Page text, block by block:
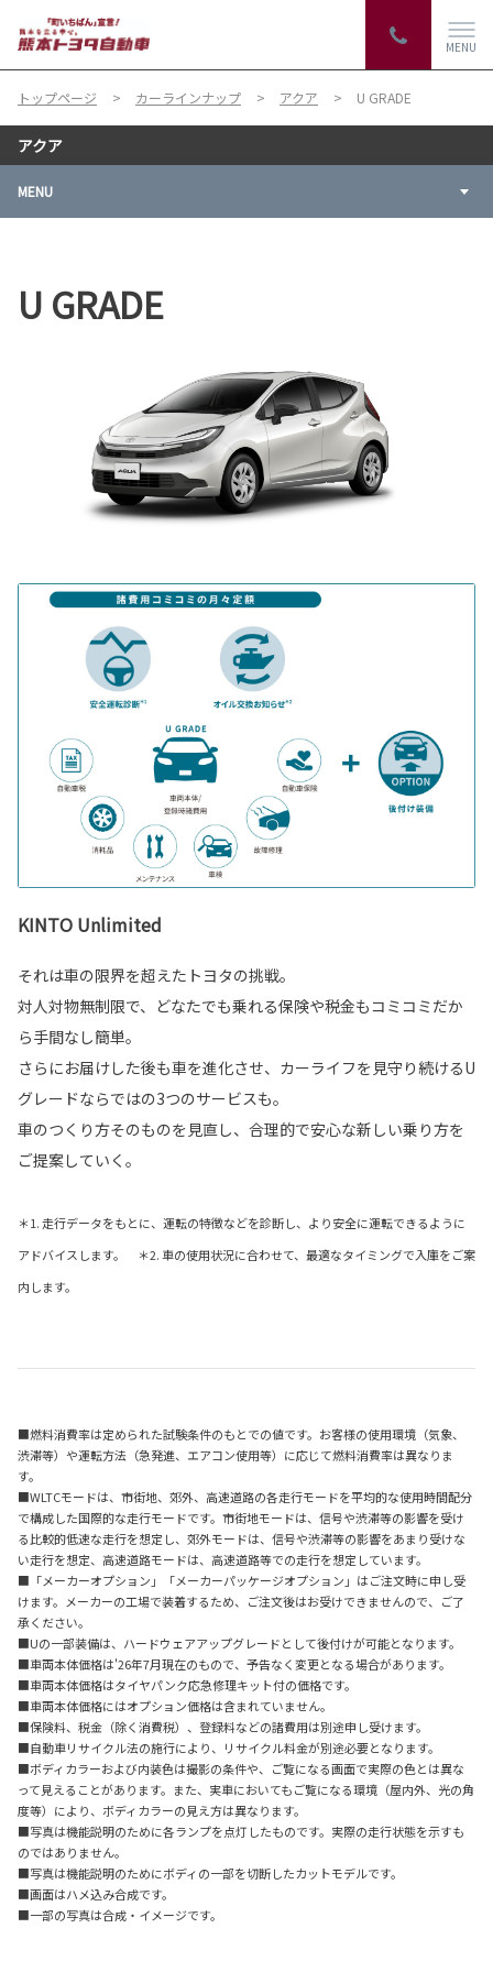
MENU
トップページ カーラインナップ アクア U GRADE
アクア
MENU
U GRADE
KINTO Unlimited
それは車の限界を超えたトヨタの挑戦。
対人対物無制限で、どなたでも乗れる保険や税金もコミコミだか
ら手間なし簡単。
さらにお届けした後も車を進化させ、カーライフを見守り続けるU
グレードならではの3つのサービスも。
車のつくり方そのものを見直し、合理的で安心な新しい乗り方を
ご提案していく。
＊1. 走行データをもとに、運転の特徴などを診断し、より安全に運転できるように
アドバイスします。 ＊2. 車の使用状況に合わせて、最適なタイミングで入庫をご案
内します。
■燃料消費率は定められた試験条件のもとでの値です。お客様の使用環境（気象、
渋滞等）や運転方法（急発進、エアコン使用等）に応じて燃料消費率は異なりま
す。
■WLTCモードは、市街地、郊外、高速道路の各走行モードを平均的な使用時間配分
で構成した国際的な走行モードです。市街地モードは、信号や渋滞等の影響を受け
る比較的低速な走行を想定し、郊外モードは、信号や渋滞等の影響をあまり受けな
い走行を想定、高速道路モードは、高速道路等での走行を想定しています。
■「メーカーオプション」「メーカーパッケージオプション」はご注文時に申し受
けます。メーカーの工場で装着するため、ご注文後はお受けできませんので、ご了
承ください。
■Uの一部装備は、ハードウェアアップグレードとして後付けが可能となります。
■車両本体価格は'26年7月現在のもので、予告なく変更となる場合があります。
■車両本体価格はタイヤパンク応急修理キット付の価格です。
■車両本体価格にはオプション価格は含まれていません。
■保険料、税金（除く消費税）、登録料などの諸費用は別途申し受けます。
■自動車リサイクル法の施行により、リサイクル料金が別途必要となります。
■ボディカラーおよび内装色は撮影の条件や、ご覧になる画面で実際の色とは異な
って見えることがあります。また、実車においてもご覧になる環境（屋内外、光の角
度等）により、ボディカラーの見え方は異なります。
■写真は機能説明のために各ランプを点灯したものです。実際の走行状態を示すも
のではありません。
■写真は機能説明のためにボディの一部を切断したカットモデルです。
■画面はハメ込み合成です。
■一部の写真は合成・イメージです。